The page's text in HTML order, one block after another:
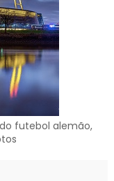
futebol alemão,